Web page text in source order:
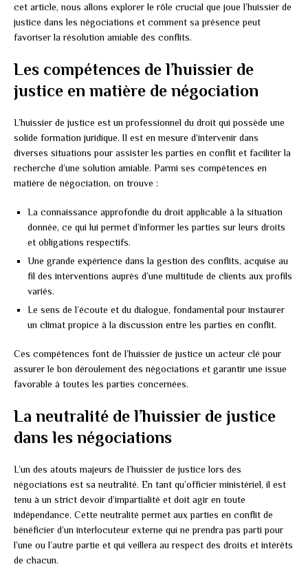
cet article, nous allons explorer le rôle crucial que joue l’huissier de
justice dans les négociations et comment sa présence peut
favoriser la résolution amiable des conflits.
Les compétences de l’huissier de
justice en matière de négociation
L’huissier de justice est un professionnel du droit qui possède une
solide formation juridique. Il est en mesure d’intervenir dans
diverses situations pour assister les parties en conflit et faciliter la
recherche d’une solution amiable. Parmi ses compétences en
matière de négociation, on trouve :
La connaissance approfondie du droit applicable à la situation
donnée, ce qui lui permet d’informer les parties sur leurs droits
et obligations respectifs.
Une grande expérience dans la gestion des conflits, acquise au
fil des interventions auprès d’une multitude de clients aux profils
variés.
Le sens de l’écoute et du dialogue, fondamental pour instaurer
un climat propice à la discussion entre les parties en conflit.
Ces compétences font de l’huissier de justice un acteur clé pour
assurer le bon déroulement des négociations et garantir une issue
favorable à toutes les parties concernées.
La neutralité de l’huissier de justice
dans les négociations
L’un des atouts majeurs de l’huissier de justice lors des
négociations est sa neutralité. En tant qu’officier ministériel, il est
tenu à un strict devoir d’impartialité et doit agir en toute
indépendance. Cette neutralité permet aux parties en conflit de
bénéficier d’un interlocuteur externe qui ne prendra pas parti pour
l’une ou l’autre partie et qui veillera au respect des droits et intérêts
de chacun.